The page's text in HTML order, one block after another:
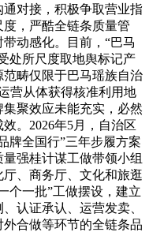
对接，积极争取营业指
，严酷全链条质量管
动感化。目前，“巴马
处所尺度取地舆标记产
畴仅限于巴马瑶族自治
营从体获得核准利用地
聚效应未能充实，必然
。2026年5月，自治区
牌全国行”三年步履方案
量强桂计谋工做带领小组
、商务厅、文化和旅逛
个一批”工做摆设，建立
认证承认、运营发卖、
合做等环节的全链条品